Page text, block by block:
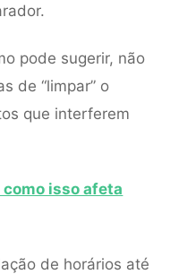
pode sugerir, não
de “limpar” o
que interferem
isso afeta
de horários até